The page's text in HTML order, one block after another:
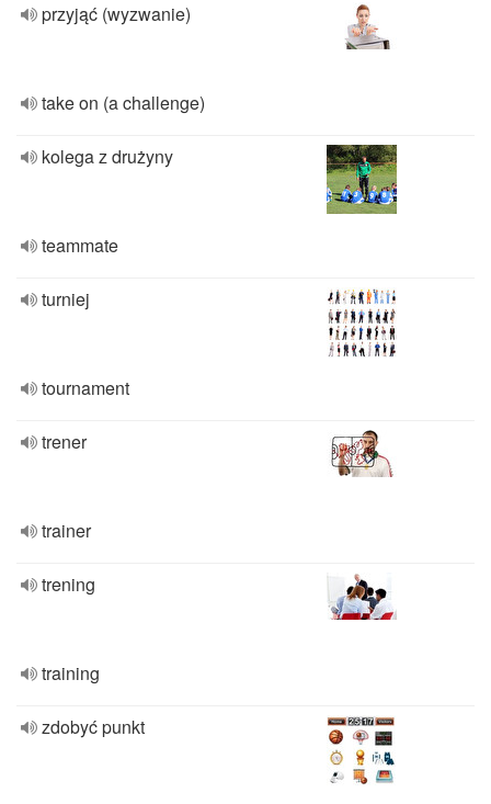
przyjąć (wyzwanie)
take on (a challenge)
kolega z drużyny
teammate
turniej
tournament
trener
trainer
trening
training
zdobyć punkt